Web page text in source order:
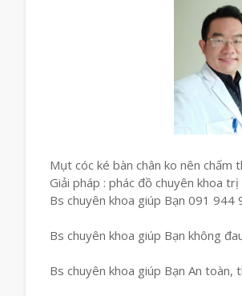
Mụt cóc ké bàn chân ko nên chấm
Giải pháp : phác đồ chuyên khoa
Bs chuyên khoa giúp Bạn 091 944
Bs chuyên khoa giúp Bạn không
Bs chuyên khoa giúp Bạn An